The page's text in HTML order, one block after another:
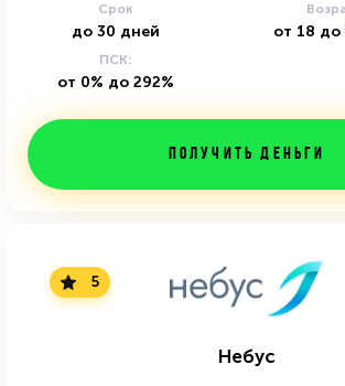
Срок
до 30 дней от 18 до
ПСК:
от 0% до 292%
Получить деньги
5
Небус